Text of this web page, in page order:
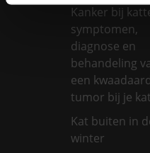
Kanker bij
symptomen,
diagnose en
behandeling
een
tumor bij je kat
Kat buiten in
winter